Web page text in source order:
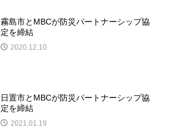
霧島市とMBCが防災パートナーシップ協
定を締結
2020.12.10
日置市とMBCが防災パートナーシップ協
定を締結
2021.01.19